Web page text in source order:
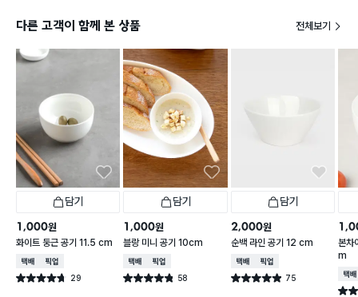
다른 고객이 함께 본 상품 전체보기
담기
1,000원
화이트 둥근 공기 11.5 cm
택배배송매장픽업
별점 4.7점 29
건 작성
담기
1,000원
블랑 미니 공기 10cm
택배배송매장픽업
별점 4.8점 58
건 작성
담기
2,000원
순백 라인 공기 12 cm
택배배송매장픽업
별점 4.9점 75
건 작성
본차
m
택배
별점